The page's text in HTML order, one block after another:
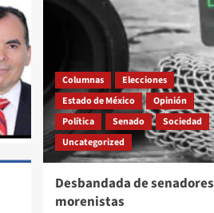
Columnas
Elecciones
Estado de México
Opinión
Política
Senado
Sociedad
Uncategorized
Desbandada de senadores
morenistas